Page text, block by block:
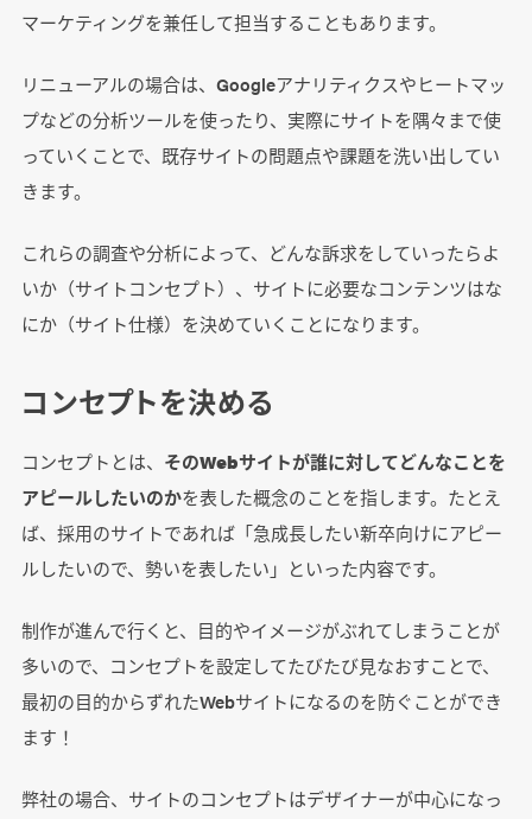
マーケティングを兼任して担当することもあります。
リニューアルの場合は、Googleアナリティクスやヒートマッ
プなどの分析ツールを使ったり、実際にサイトを隅々まで使
っていくことで、既存サイトの問題点や課題を洗い出してい
きます。
これらの調査や分析によって、どんな訴求をしていったらよ
いか（サイトコンセプト）、サイトに必要なコンテンツはな
にか（サイト仕様）を決めていくことになります。
コンセプトを決める
コンセプトとは、 そのWebサイトが誰に対してどんなことを
アピールしたいのかを表した概念のことを指します。たとえ
ば、採用のサイトであれば「急成長したい新卒向けにアピー
ルしたいので、勢いを表したい」といった内容です。
制作が進んで行くと、目的やイメージがぶれてしまうことが
多いので、コンセプトを設定してたびたび見なおすことで、
最初の目的からずれたWebサイトになるのを防ぐことができ
ます！
弊社の場合、サイトのコンセプトはデザイナーが中心になっ